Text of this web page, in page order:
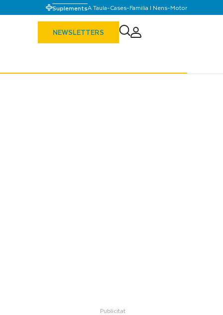
SuplementsA Taula-Cases-Familia I Nens-Motor
NEWSLETTERS